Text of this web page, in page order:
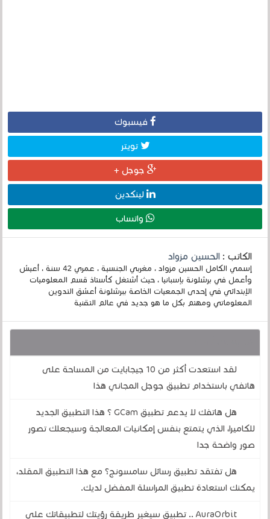
فيسبوك
تويتر
جوجل +
لينكدين
واتساب
الكاتب :الحسين مزواد
إسمي الكامل الحسين مزواد ، مغربي الجنسية ، عمري 42 سنة ، أعيش
وأعمل في برشلونة بإسبانيا ، حيث أشتغل كأستاذ قسم المعلوميات
الإبتدائي في إحدى الجمعيات الخاصة ببرشلونة أعشق التدوين
المعلوماتي ومهتم بكل ما هو جديد في عالم التقنية
لقد استعدت أكثر من 10 جيجابايت من المساحة على
هاتفي باستخدام تطبيق جوجل المجاني هذا
هل هاتفك لا يدعم تطبيق GCam ؟ هذا التطبيق الجديد
للكاميرا، الذي يتمتع بنفس إمكانيات المعالجة وسيجعلك تصور
صور واضحة جدا
هل تفتقد تطبيق رسائل سامسونج؟ مع هذا التطبيق المقلد،
يمكنك استعادة تطبيق المراسلة المفضل لديك.
AuraOrbit .. تطبيق سيغير طريقة رؤيتك لتطبيقاتك على